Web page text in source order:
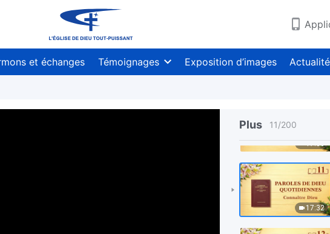
et échanges Témoignages Exposition d’images
Plus 11/200
17:06
17:32